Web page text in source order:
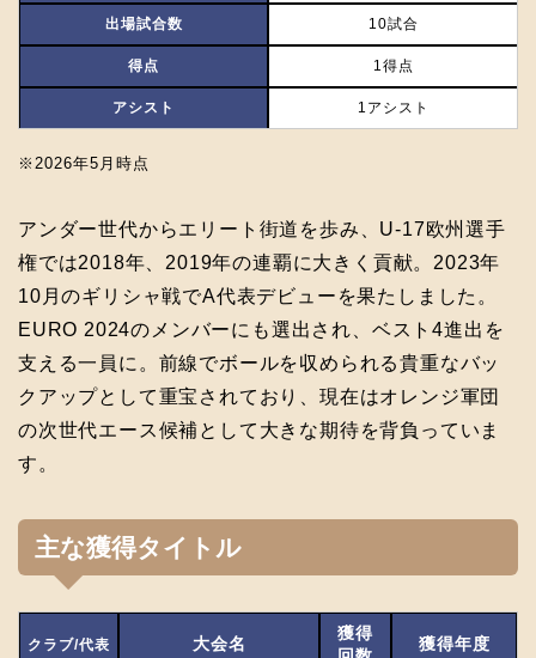
出場試合数 10試合
得点 1得点
アシスト 1アシスト
※2026年5月時点
アンダー世代からエリート街道を歩み、U-17欧州選手
権では2018年、2019年の連覇に大きく貢献。2023年
10月のギリシャ戦でA代表デビューを果たしました。
EURO 2024のメンバーにも選出され、ベスト4進出を
支える一員に。前線でボールを収められる貴重なバッ
クアップとして重宝されており、現在はオレンジ軍団
の次世代エース候補として大きな期待を背負っていま
す。
主な獲得タイトル
クラブ/代表 大会名
獲得
獲得年度